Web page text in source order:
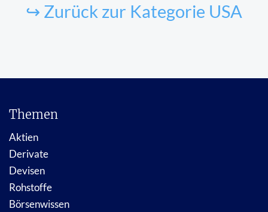
↪ Zurück zur Kategorie USA
Themen
Aktien
Derivate
Devisen
Rohstoffe
Börsenwissen